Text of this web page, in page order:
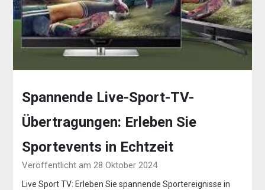
Spannende Live-Sport-TV-
Übertragungen: Erleben Sie
Sportevents in Echtzeit
Veröffentlicht am 28 Oktober 2024
Live Sport TV: Erleben Sie spannende Sportereignisse in